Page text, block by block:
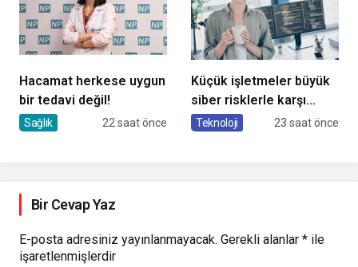
Hacamat herkese uygun
bir tedavi değil!
Sağlık 22 saat önce
Küçük işletmeler büyük
siber risklerle karşı
karşıya
Teknoloji 23 saat önce
Bir Cevap Yaz
E-posta adresiniz yayınlanmayacak. Gerekli alanlar * ile
işaretlenmişlerdir